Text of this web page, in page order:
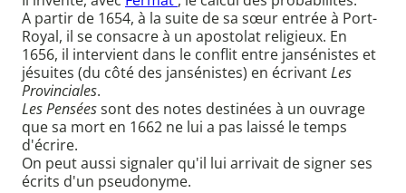
A partir de 1654, à la suite de sa sœur entrée à Port-
Royal, il se consacre à un apostolat religieux. En
1656, il intervient dans le conflit entre jansénistes et
jésuites (du côté des jansénistes) en écrivantLes
Provinciales.
Les Penséessont des notes destinées à un ouvrage
que sa mort en 1662 ne lui a pas laissé le temps
d'écrire.
On peut aussi signaler qu'il lui arrivait de signer ses
écrits d'un pseudonyme.